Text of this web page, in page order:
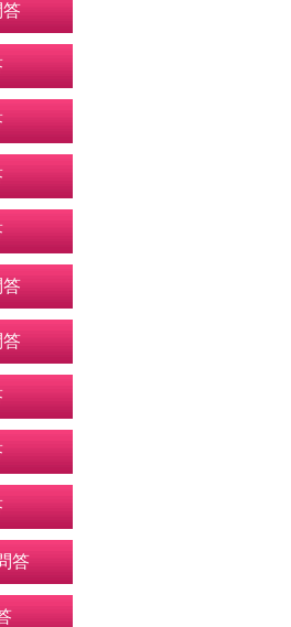
答
答
答
答